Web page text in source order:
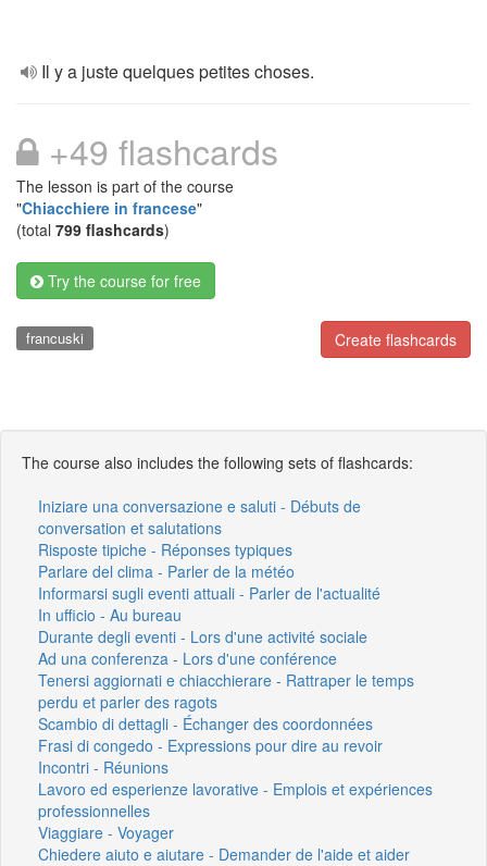
Il y a juste quelques petites choses.
+49 flashcards
The lesson is part of the course
"Chiacchiere in francese"
(total 799 flashcards)
Try the course for free
Create flashcards
francuski
The course also includes the following sets of flashcards:
Iniziare una conversazione e saluti - Débuts de
conversation et salutations
Risposte tipiche - Réponses typiques
Parlare del clima - Parler de la météo
Informarsi sugli eventi attuali - Parler de l'actualité
In ufficio - Au bureau
Durante degli eventi - Lors d'une activité sociale
Ad una conferenza - Lors d'une conférence
Tenersi aggiornati e chiacchierare - Rattraper le temps
perdu et parler des ragots
Scambio di dettagli - Échanger des coordonnées
Frasi di congedo - Expressions pour dire au revoir
Incontri - Réunions
Lavoro ed esperienze lavorative - Emplois et expériences
professionnelles
Viaggiare - Voyager
Chiedere aiuto e aiutare - Demander de l'aide et aider